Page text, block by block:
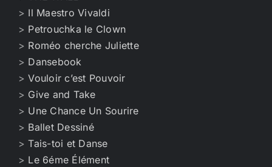
> Il Maestro Vivaldi
> Petrouchka le Clown
> Roméo cherche Juliette
> Dansebook
>Vouloir c’est Pouvoir
> Give and Take
> Une Chance Un Sourire
> Ballet Dessiné
>Tais-toi et Danse
> Le 6éme Élément